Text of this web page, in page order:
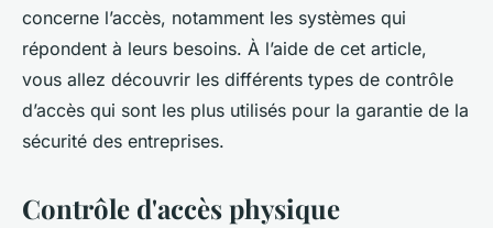
concerne l’accès, notamment les systèmes qui
répondent à leurs besoins. À l’aide de cet article,
vous allez découvrir les différents types de contrôle
d’accès qui sont les plus utilisés pour la garantie de la
sécurité des entreprises.
Contrôle d'accès physique